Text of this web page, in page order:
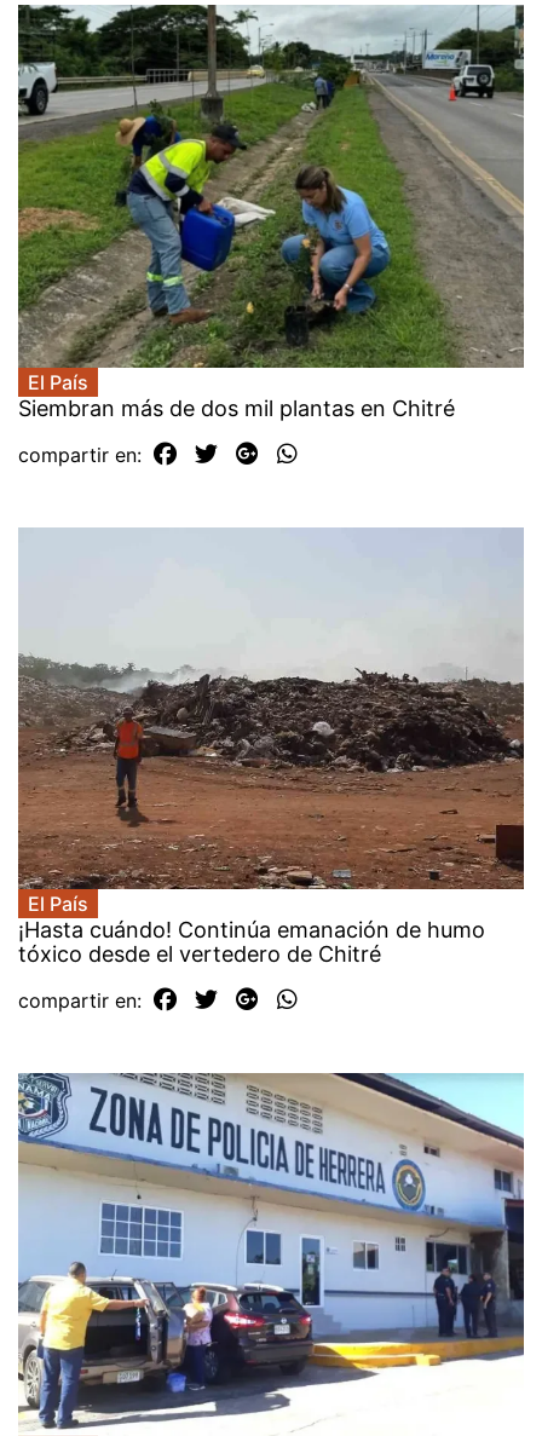
El País
Siembran más de dos mil plantas en Chitré
compartir en:
El País
¡Hasta cuándo! Continúa emanación de humo
tóxico desde el vertedero de Chitré
compartir en: